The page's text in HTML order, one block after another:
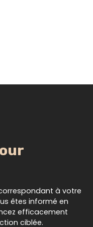
à votre
êtes informé en
efficacement
ciblée.